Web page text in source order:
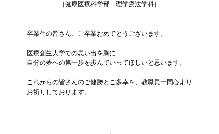
［健康医療科学部 理学療法学科］
卒業生の皆さん、ご卒業おめでとうございます。
医療創生大学での思い出を胸に
自分の夢への第一歩を歩んでいってほしいと思います。
これからの皆さんのご健勝とご多幸を、教職員一同心より
お祈りしております。